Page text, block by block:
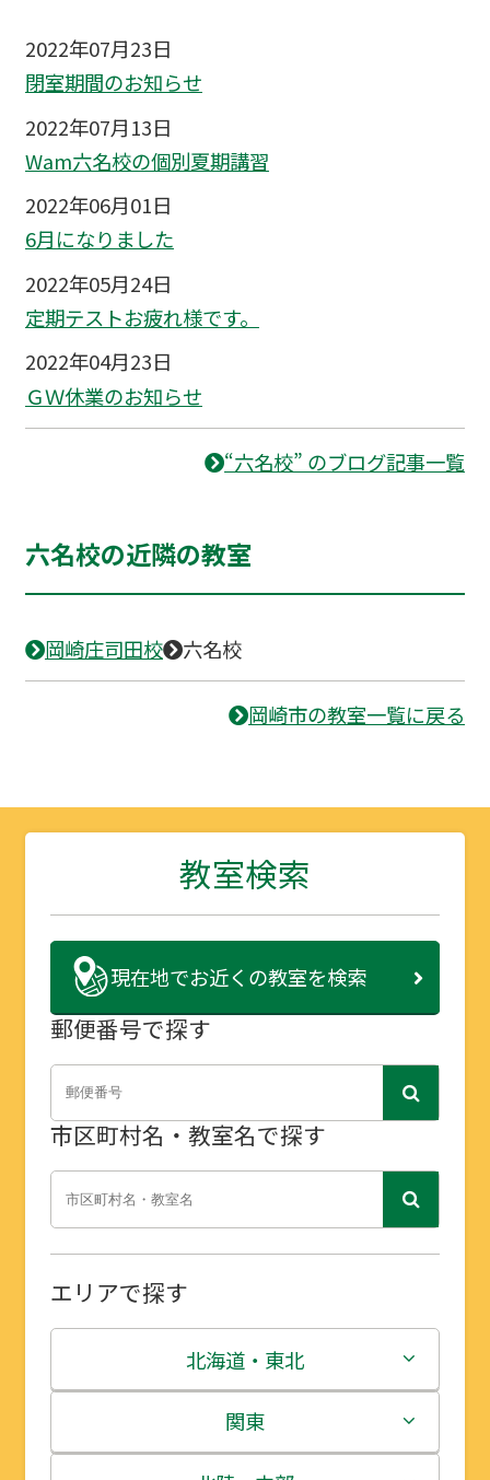
2022年07月23日
閉室期間のお知らせ
2022年07月13日
Wam六名校の個別夏期講習
2022年06月01日
6月になりました
2022年05月24日
定期テストお疲れ様です。
2022年04月23日
ＧＷ休業のお知らせ
“六名校” のブログ記事一覧
六名校の近隣の教室
岡崎庄司田校 六名校
岡崎市の教室一覧に戻る
教室検索
現在地でお近くの教室を検索
郵便番号で探す
市区町村名・教室名で探す
エリアで探す
北海道・東北
北海道
関東